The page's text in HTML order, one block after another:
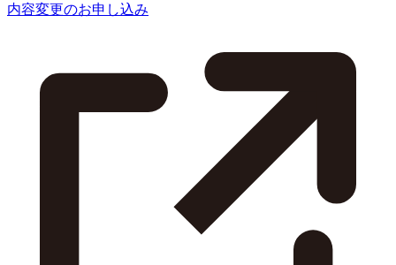
内容変更のお申し込み